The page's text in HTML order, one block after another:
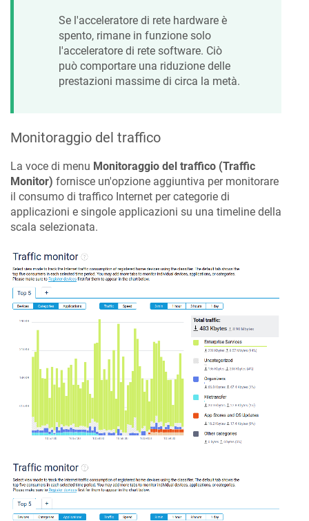
Se l'acceleratore di rete hardware è
spento, rimane in funzione solo
l'acceleratore di rete software. Ciò
può comportare una riduzione delle
prestazioni massime di circa la metà.
Monitoraggio del traffico
La voce di menu Monitoraggio del traffico (Traffic
Monitor) fornisce un'opzione aggiuntiva per monitorare
il consumo di traffico Internet per categorie di
applicazioni e singole applicazioni su una timeline della
scala selezionata.